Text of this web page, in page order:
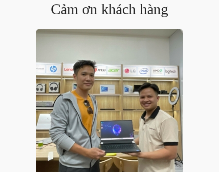
Cảm ơn khách hàng